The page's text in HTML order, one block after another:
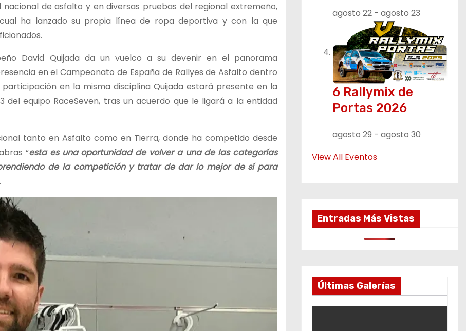
de asfalto y en diversas pruebas del regional extremeño,
ha lanzado su propia línea de ropa deportiva y con la que
David Quijada da un vuelco a su devenir en el panorama
en el Campeonato de España de Rallyes de Asfalto dentro
en la misma disciplina Quijada estará presente en la
del equipo RaceSeven, tras un acuerdo que le ligará a la entidad
tanto en Asfalto como en Tierra, donde ha competido desde
“esta es una oportunidad de volver a una de las categorías
de la competición y tratar de dar lo mejor de sí para
agosto 22 - agosto 23
6 Rallymix de
Portas 2026
agosto 29 - agosto 30
View All Eventos
Entradas Más Vistas
Últimas Galerías